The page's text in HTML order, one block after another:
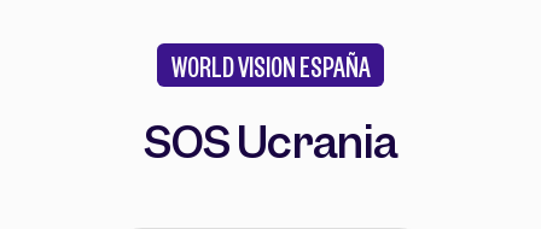
Sobre BizumWORLD VISION ESPAÑA
SOS Ucrania